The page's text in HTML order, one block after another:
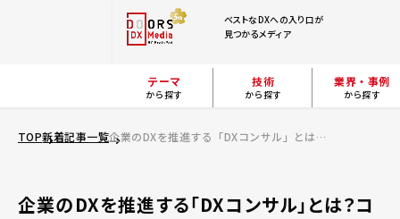
ベストなDXへの入り口が
見つかるメディア
テーマ
から探す
技術
から探す
業界・事例
から探す
TOP新着記事一覧 企業のDXを推進する「DXコンサル」とは？コンサルティングの役割やメリット、実際の事例をご紹介
企業のDXを推進する「DXコンサル」とは？コ